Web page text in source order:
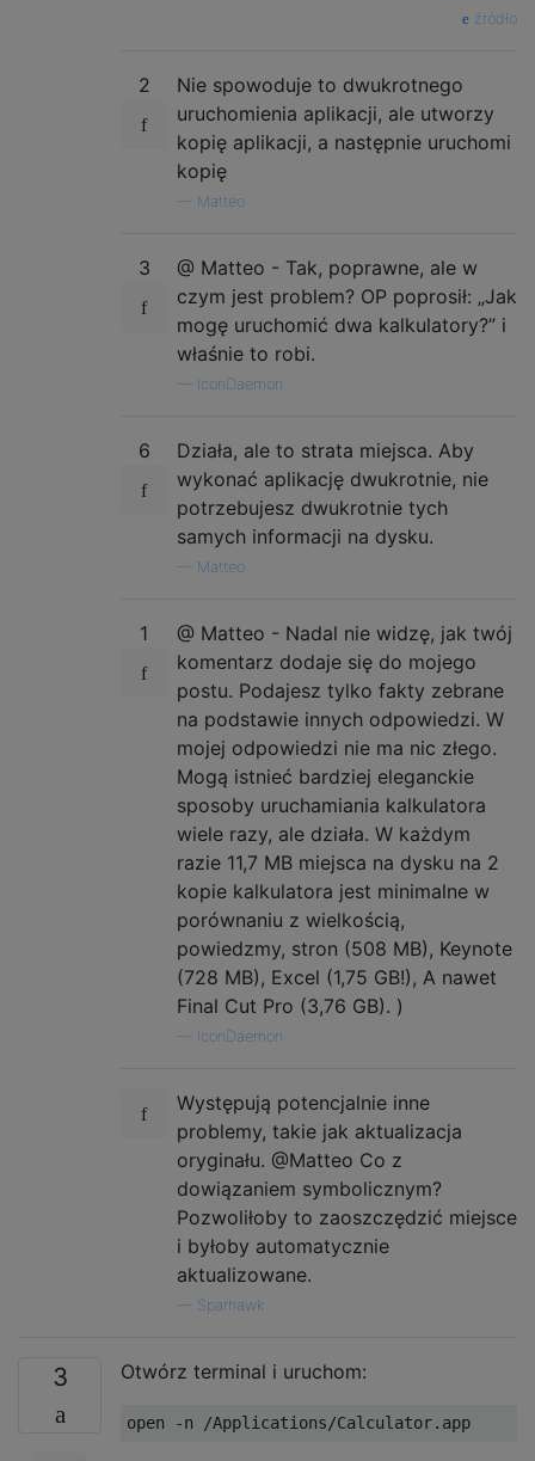
źródło
2
Nie spowoduje to dwukrotnego
uruchomienia aplikacji, ale utworzy
kopię aplikacji, a następnie uruchomi
kopię
Matteo
3
@ Matteo - Tak, poprawne, ale w
czym jest problem? OP poprosił: „Jak
mogę uruchomić dwa kalkulatory?” i
właśnie to robi.
IconDaemon
6
Działa, ale to strata miejsca. Aby
wykonać aplikację dwukrotnie, nie
potrzebujesz dwukrotnie tych
samych informacji na dysku.
Matteo
1
@ Matteo - Nadal nie widzę, jak twój
komentarz dodaje się do mojego
postu. Podajesz tylko fakty zebrane
na podstawie innych odpowiedzi. W
mojej odpowiedzi nie ma nic złego.
Mogą istnieć bardziej eleganckie
sposoby uruchamiania kalkulatora
wiele razy, ale działa. W każdym
razie 11,7 MB miejsca na dysku na 2
kopie kalkulatora jest minimalne w
porównaniu z wielkością,
powiedzmy, stron (508 MB), Keynote
(728 MB), Excel (1,75 GB!), A nawet
Final Cut Pro (3,76 GB). )
IconDaemon
Występują potencjalnie inne
problemy, takie jak aktualizacja
oryginału. @Matteo Co z
dowiązaniem symbolicznym?
Pozwoliłoby to zaoszczędzić miejsce
i byłoby automatycznie
aktualizowane.
Sparhawk
3 Otwórz terminal i uruchom: